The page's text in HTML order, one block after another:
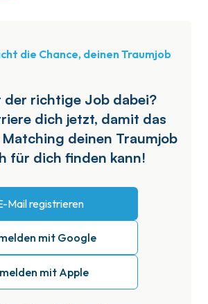
die Chance, deinen Traumjob
der richtige Job dabei?
dich jetzt, damit das
deinen Traumjob
für dich finden kann!
Mail registrieren
mit Google
mit Apple